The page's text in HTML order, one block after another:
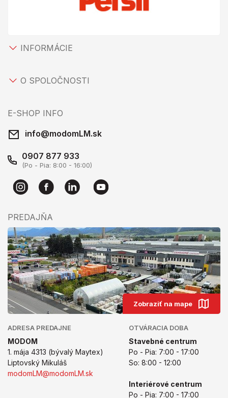
INFORMÁCIE
O SPOLOČNOSTI
E-SHOP INFO
info@modomLM.sk
0907 877 933
(Po - Pia: 8:00 - 16:00)
PREDAJŇA
Zobraziť na mape
ADRESA PREDAJNE
MODOM
1. mája 4313 (bývalý Maytex)
Liptovský Mikuláš
modomLM@modomLM.sk
OTVÁRACIA DOBA
Stavebné centrum
Po - Pia: 7:00 - 17:00
So: 8:00 - 12:00
Interiérové centrum
Po - Pia: 7:00 - 17:00